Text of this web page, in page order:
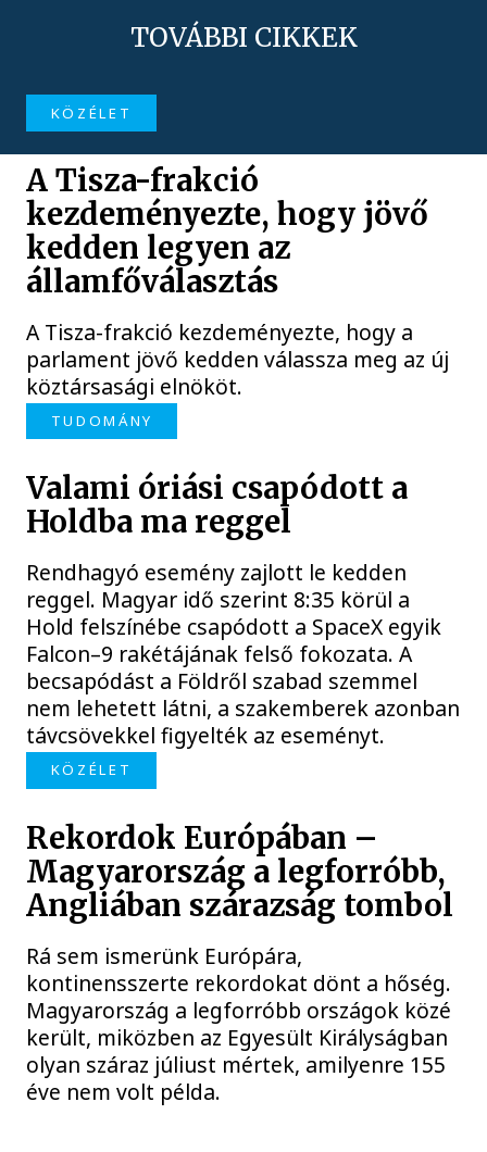
TOVÁBBI CIKKEK
KÖZÉLET
A Tisza-frakció
kezdeményezte, hogy jövő
kedden legyen az
államfőválasztás
A Tisza-frakció kezdeményezte, hogy a
parlament jövő kedden válassza meg az új
köztársasági elnököt.
TUDOMÁNY
Valami óriási csapódott a
Holdba ma reggel
Rendhagyó esemény zajlott le kedden
reggel. Magyar idő szerint 8:35 körül a
Hold felszínébe csapódott a SpaceX egyik
Falcon–9 rakétájának felső fokozata. A
becsapódást a Földről szabad szemmel
nem lehetett látni, a szakemberek azonban
távcsövekkel figyelték az eseményt.
KÖZÉLET
Rekordok Európában –
Magyarország a legforróbb,
Angliában szárazság tombol
Rá sem ismerünk Európára,
kontinensszerte rekordokat dönt a hőség.
Magyarország a legforróbb országok közé
került, miközben az Egyesült Királyságban
olyan száraz júliust mértek, amilyenre 155
éve nem volt példa.